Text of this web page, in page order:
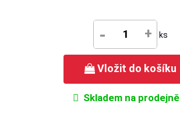
- + ks
Vložit do košíku
Skladem na prodejně